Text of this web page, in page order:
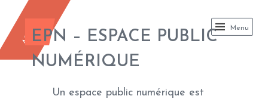
AGORA
AGORA Menu
EPN – ESPACE PUBLIC
NUMÉRIQUE
Un espace public numérique est